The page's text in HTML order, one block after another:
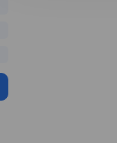
и сможешь
далее. Настроишь
настройку